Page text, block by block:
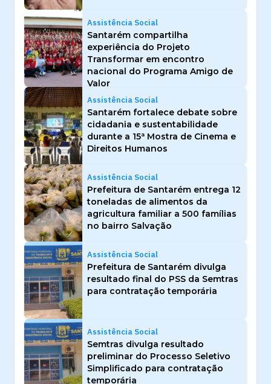
Assistência Social
Santarém compartilha
experiência do Projeto
Transformar em encontro
nacional do Programa Amigo de
Valor
Assistência Social
Santarém fortalece debate sobre
cidadania e sustentabilidade
durante a 15ª Mostra de Cinema e
Direitos Humanos
Assistência Social
Prefeitura de Santarém entrega 12
toneladas de alimentos da
agricultura familiar a 500 famílias
no bairro Salvação
Assistência Social
Prefeitura de Santarém divulga
resultado final do PSS da Semtras
para contratação temporária
Assistência Social
Semtras divulga resultado
preliminar do Processo Seletivo
Simplificado para contratação
temporária